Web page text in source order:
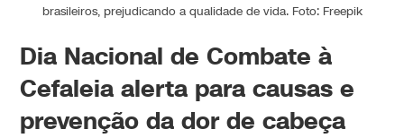
brasileiros, prejudicando a qualidade de vida. Foto: Freepik
Dia Nacional de Combate à
Cefaleia alerta para causas e
prevenção da dor de cabeça